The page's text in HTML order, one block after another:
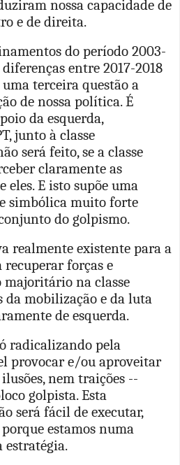
nossa capacidade de
e de direita.
do período 2003-
entre 2017-2018
terceira questão a
de nossa política. É
da esquerda,
junto à classe
será feito, se a classe
claramente as
eles. E isto supõe uma
simbólica muito forte
do golpismo.
realmente existente para a
recuperar forças e
na classe
da mobilização e da luta
de esquerda.
radicalizando pela
provocar e/ou aproveitar
nem traições --
golpista. Esta
será fácil de executar,
estamos numa
estratégia.